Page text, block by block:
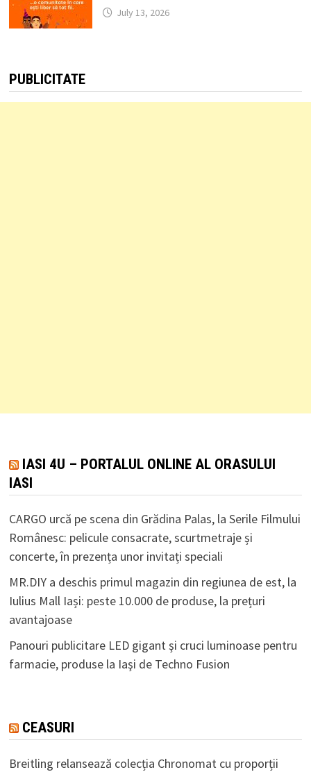
July 13, 2026
PUBLICITATE
IASI 4U – PORTALUL ONLINE AL ORASULUI
IASI
CARGO urcă pe scena din Grădina Palas, la Serile Filmului
Românesc: pelicule consacrate, scurtmetraje și
concerte, în prezența unor invitați speciali
MR.DIY a deschis primul magazin din regiunea de est, la
Iulius Mall Iași: peste 10.000 de produse, la prețuri
avantajoase
Panouri publicitare LED gigant şi cruci luminoase pentru
farmacie, produse la Iaşi de Techno Fusion
CEASURI
Breitling relansează colecția Chronomat cu proporții